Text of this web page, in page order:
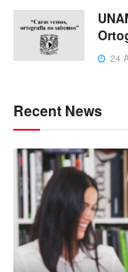
24
Recent News